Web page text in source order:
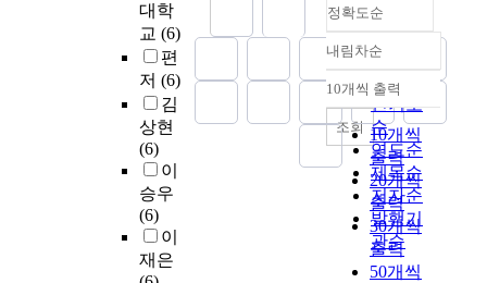
대학
교 (6)
편
저 (6)
김
상현
(6)
이
승우
(6)
이
재은
정확도순
정확도
순
인기도
순
연도순
제목순
저자순
발행기
관순
내림차순
내림차순
10개씩 출력
10개씩
출력
20개씩
출력
30개씩
출력
50개씩
조회